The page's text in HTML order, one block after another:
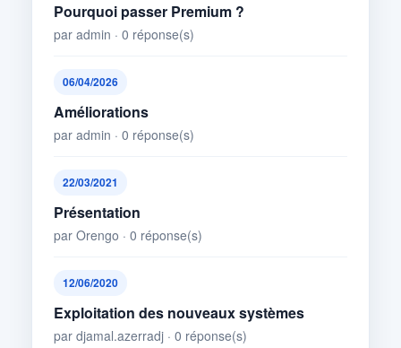
Pourquoi passer Premium ?
par admin · 0 réponse(s)
06/04/2026
Améliorations
par admin · 0 réponse(s)
22/03/2021
Présentation
par Orengo · 0 réponse(s)
12/06/2020
Exploitation des nouveaux systèmes
par djamal.azerradj · 0 réponse(s)